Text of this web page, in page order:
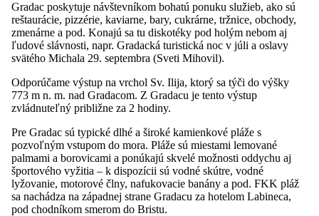
Gradac poskytuje návštevníkom bohatú ponuku služieb, ako sú
reštaurácie, pizzérie, kaviarne, bary, cukrárne, tržnice, obchody,
zmenárne a pod. Konajú sa tu diskotéky pod holým nebom aj
ľudové slávnosti, napr. Gradacká turistická noc v júli a oslavy
svätého Michala 29. septembra (Sveti Mihovil).
Odporúčame výstup na vrchol Sv. Ilija, ktorý sa týči do výšky
773 m n. m. nad Gradacom. Z Gradacu je tento výstup
zvládnuteľný približne za 2 hodiny.
Pre Gradac sú typické dlhé a široké kamienkové pláže s
pozvoľným vstupom do mora. Pláže sú miestami lemované
palmami a borovicami a ponúkajú skvelé možnosti oddychu aj
športového vyžitia – k dispozícii sú vodné skútre, vodné
lyžovanie, motorové člny, nafukovacie banány a pod. FKK pláž
sa nachádza na západnej strane Gradacu za hotelom Labineca,
pod chodníkom smerom do Bristu.